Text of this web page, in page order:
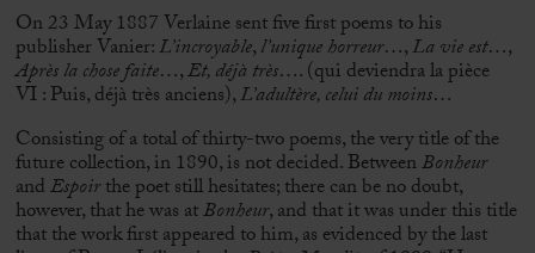
On 23 May 1887 Verlaine sent five first poems to his
publisher Vanier:L’incroyable,l’unique horreur…,La vie est…,
Après la chose faite…,Et, déjà très…. (qui deviendra la pièce
VI : Puis, déjà très anciens),L’adultère, celui du moins…
Consisting of a total of thirty-two poems, the very title of the
future collection, in 1890, is not decided. BetweenBonheur
andEspoirthe poet still hesitates; there can be no doubt,
however, that he was atBonheur, and that it was under this title
that the work first appeared to him, as evidenced by the last